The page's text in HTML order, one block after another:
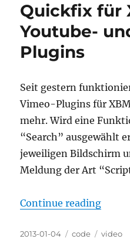
Quickfix für
Youtube-
Plugins
Seit gestern
Vimeo-Plugins für
mehr. Wird eine
“Search” ausgewählt
jeweiligen Bildschirm
Meldung der Art
Continue reading
Posted
2013-01-04 Categories
code Tags
video